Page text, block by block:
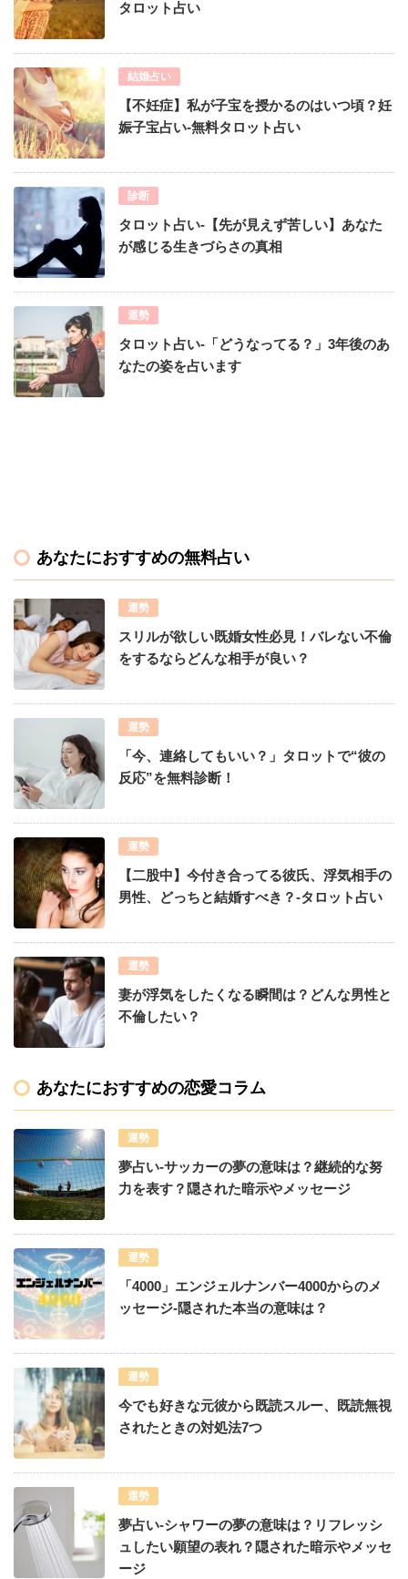
タロット占い
結婚占い
【不妊症】私が子宝を授かるのはいつ頃？妊
娠子宝占い-無料タロット占い
診断
タロット占い-【先が見えず苦しい】あなた
が感じる生きづらさの真相
運勢
タロット占い-「どうなってる？」3年後のあ
なたの姿を占います
あなたにおすすめの無料占い
運勢
スリルが欲しい既婚女性必見！バレない不倫
をするならどんな相手が良い？
運勢
「今、連絡してもいい？」タロットで“彼の
反応”を無料診断！
運勢
【二股中】今付き合ってる彼氏、浮気相手の
男性、どっちと結婚すべき？-タロット占い
運勢
妻が浮気をしたくなる瞬間は？どんな男性と
不倫したい？
あなたにおすすめの恋愛コラム
運勢
夢占い-サッカーの夢の意味は？継続的な努
力を表す？隠された暗示やメッセージ
運勢
「4000」エンジェルナンバー4000からのメ
ッセージ-隠された本当の意味は？
運勢
今でも好きな元彼から既読スルー、既読無視
されたときの対処法7つ
運勢
夢占い-シャワーの夢の意味は？リフレッシ
ュしたい願望の表れ？隠された暗示やメッセ
ージ